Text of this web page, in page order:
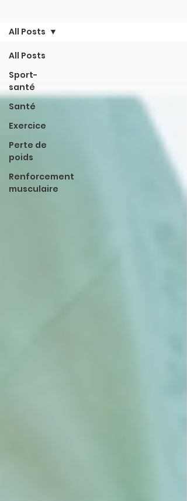
All Posts
Sport-
santé
Santé
Exercice
Perte de
poids
Renforcement
musculaire
All Posts